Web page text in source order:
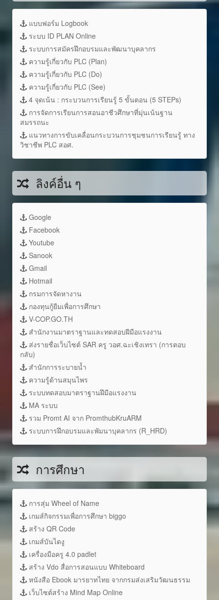
แบบฟอร์ม Logbook
ระบบ ID PLAN Online
ระบบการสมัครฝึกอบรมและพัฒนาบุคลากร
ความรู้เกี่ยวกับ PLC (Plan)
ความรู้เกี่ยวกับ PLC (Do)
ความรู้เกี่ยวกับ PLC (See)
4 จุดเน้น : กระบวนการเรียนรู้ 5 ขั้นตอน (5 STEPs)
การจัดการเรียนการสอนอาชีวศึกษาที่มุ่นเน้นฐาน
สมรรถนะ
แนวทางการขับเคลื่อนกระบวนการชุมชนการเรียนรู้ ทาง
วิชาชีพ PLC สอศ.
ลิงค์อื่น ๆ
Google
Facebook
Youtube
Sanook
Gmail
Hotmail
กรมการจัดหางาน
กองทุนกู้ยืมเพื่อการศึกษา
V-COP.GO.TH
สำนักงานมาตราฐานและทดสอบฝีมือแรงงาน
ส่งรายชื่อเว็บไซต์ SAR ครู วอศ.ฉะเชิงเทรา (การตอบ
กลับ)
สำนักการระบายน้ำ
ความรู้ด้านสมุนไพร
ระบบทดสอบมาตราฐานฝึมือแรงงาน
MA ระบบ
รวม Promt AI จาก PromthubKruARM
ระบบการฝึกอบรมและพัมนาบุคลากร (R_HRD)
การศึกษา
การสุ่ม Wheel of Name
เกมส์กิจกรรมเพื่อการศึกษา biggo
สร้าง QR Code
เกมส์บันไดงู
เครื่องมือครู 4.0 padlet
สร้าง Vdo สื่อการสอนแบบ Whiteboard
หนังสือ Ebook มารยาทไทย จากกรมส่งเสริมวัฒนธรรม
เว็บไซต์สร้าง Mind Map Online